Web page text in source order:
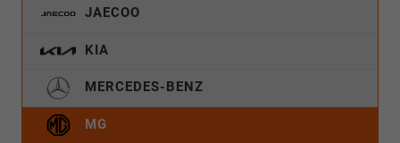
JAECOO
KIA
MERCEDES-BENZ
MG